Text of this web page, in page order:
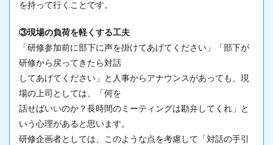
を持って行くことです。
③現場の負荷を軽くする工夫
「研修参加前に部下に声を掛けてあげてください」「部下が
研修から戻ってきたら対話
してあげてください」と人事からアナウンスがあっても、 現
場の上司としては、「何を
話せばいいのか？長時間のミーティングは勘弁してくれ」と
いう心理があると思います。
研修企画者としては、このような点を考慮して「対話の手引